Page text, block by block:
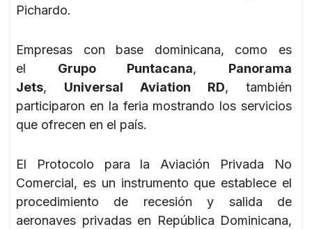
Pichardo.
Empresas con base dominicana, como es
el Grupo Puntacana, Panorama
Jets, Universal Aviation RD, también
participaron en la feria mostrando los servicios
que ofrecen en el país.
El Protocolo para la Aviación Privada No
Comercial, es un instrumento que establece el
procedimiento de recesión y salida de
aeronaves privadas en República Dominicana,